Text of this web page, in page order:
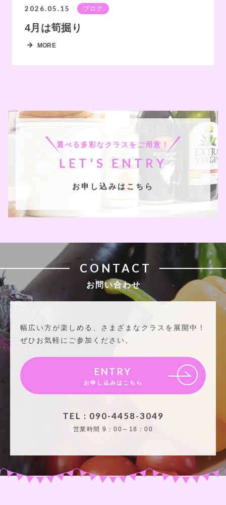
2026.05.15 ブログ
4月は筍掘り
MORE
選べる多彩なクラスをご用意！
LET'S ENTRY
お申し込みはこちら
CONTACT
お問い合わせ
幅広い方が楽しめる、さまざまなクラスを展開中！
ぜひお気軽にご参加ください。
ENTRY
お申し込みはこちら
TEL : 090-4458-3049
営業時間 9：00～18：00